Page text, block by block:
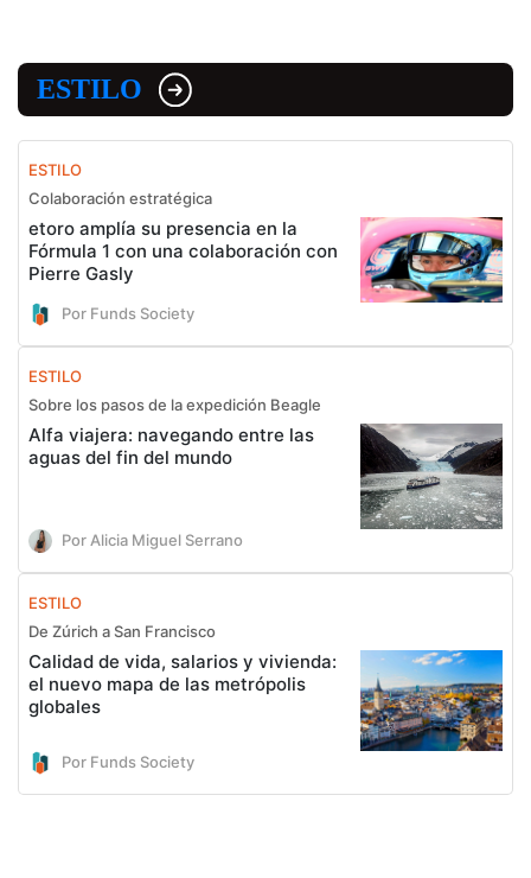
ESTILO
ESTILO
Colaboración estratégica
etoro amplía su presencia en la
Fórmula 1 con una colaboración con
Pierre Gasly
Por Funds Society
ESTILO
Sobre los pasos de la expedición Beagle
Alfa viajera: navegando entre las
aguas del fin del mundo
Por Alicia Miguel Serrano
ESTILO
De Zúrich a San Francisco
Calidad de vida, salarios y vivienda:
el nuevo mapa de las metrópolis
globales
Por Funds Society